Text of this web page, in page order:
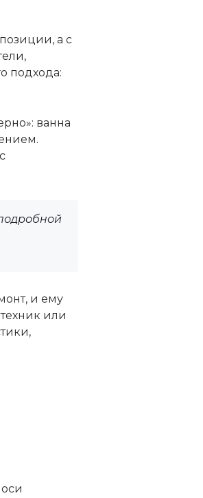
а с
подхода:
ванна
и ему
или